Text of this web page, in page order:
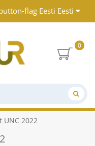
Eesti
0
UNC 2022